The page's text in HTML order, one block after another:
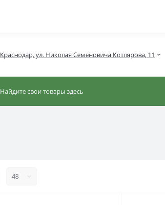
Краснодар, ул. Николая Семеновича Котлярова, 11